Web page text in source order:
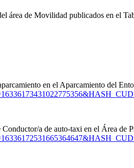
área de Movilidad publicados en el
en el Aparcamiento del
a de auto-taxi en el Área de